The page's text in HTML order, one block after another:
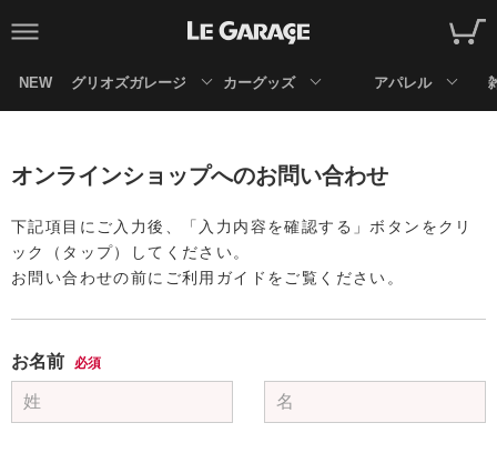
NEW グリオズガレージ カーグッズ アパレル
オンラインショップへのお問い合わせ
下記項目にご入力後、「入力内容を確認する」ボタンをクリ
ック（タップ）してください。
お問い合わせの前にご利用ガイドをご覧ください。
お名前 必須